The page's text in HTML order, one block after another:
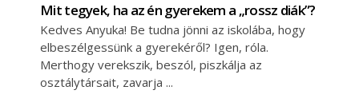
Mit tegyek, ha az én gyerekem a „rossz diák”?
Kedves Anyuka! Be tudna jönni az iskolába, hogy
elbeszélgessünk a gyerekéről? Igen, róla.
Merthogy verekszik, beszól, piszkálja az
osztálytársait, zavarja